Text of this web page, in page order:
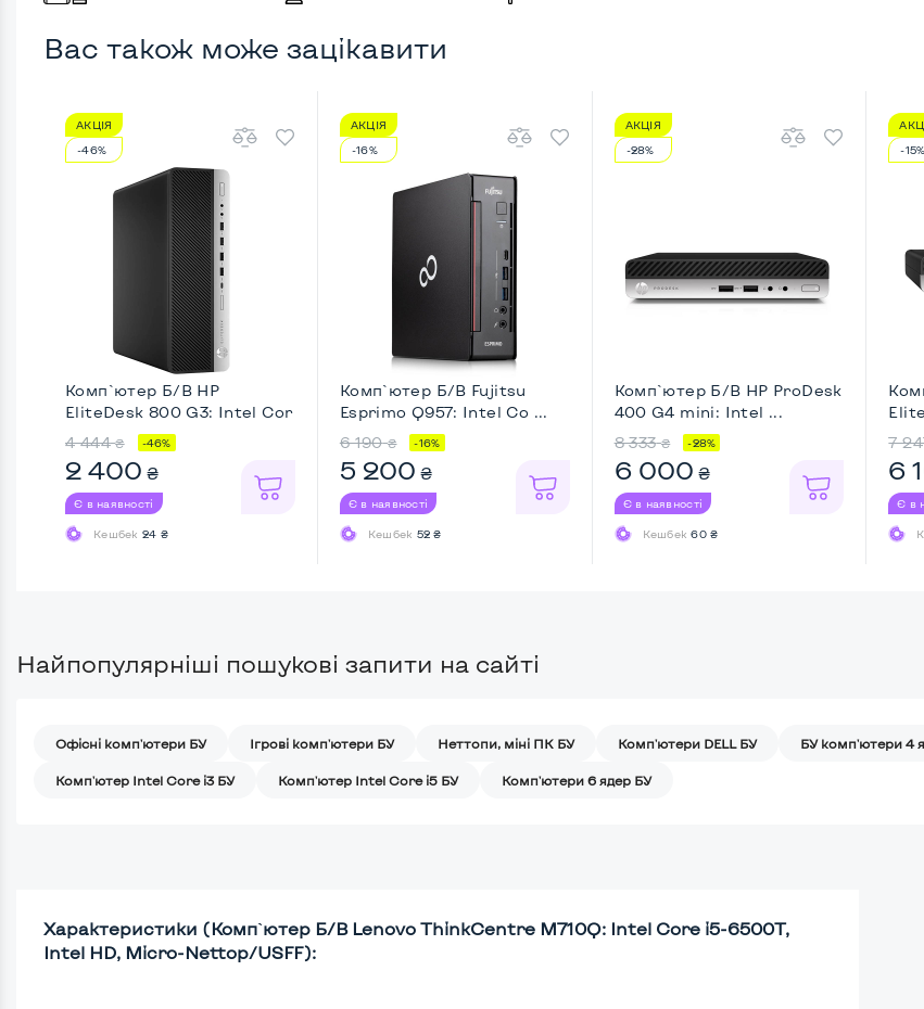
Вас також може зацікавити
АКЦІЯ
-46%
Комп`ютер Б/В HP
EliteDesk 800 G3: Intel Cor
...
4 444 ₴ -46%
2 400 ₴
Є в наявності
Кешбек 24 ₴
АКЦІЯ
-16%
Комп`ютер Б/В Fujitsu
Esprimo Q957: Intel Co ...
6 190 ₴ -16%
5 200 ₴
Є в наявності
Кешбек 52 ₴
АКЦІЯ
-28%
Комп`ютер Б/В HP ProDesk
400 G4 mini: Intel ...
8 333 ₴ -28%
6 000 ₴
Є в наявності
Кешбек60 ₴
-15%
...
7
6
Є в
Найпопулярніші пошукові запити на сайті
Офісні комп'ютери БУ Ігрові комп'ютери БУ Неттопи, міні ПК БУ Комп'ютери DELL БУ БУ комп'ютери 4
Комп'ютер Intel Core i3 БУ Комп'ютер Intel Core i5 БУ Комп'ютери 6 ядер БУ
Характеристики (Комп`ютер Б/В Lenovo ThinkCentre M710Q: Intel Core i5-6500T,
Intel HD, Micro-Nettop/USFF):